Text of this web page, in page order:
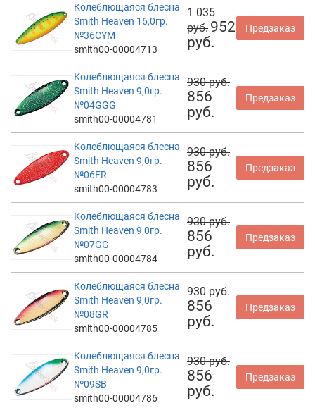
Колеблющаяся блесна
Smith Heaven 16,0гр.
№36CYM
smith00-00004713
1 035
руб. 952
руб.
Предзаказ
Колеблющаяся блесна
Smith Heaven 9,0гр.
№04GGG
smith00-00004781
930 руб.
856
руб.
Предзаказ
Колеблющаяся блесна
Smith Heaven 9,0гр.
№06FR
smith00-00004783
930 руб.
856
руб.
Предзаказ
Колеблющаяся блесна
Smith Heaven 9,0гр.
№07GG
smith00-00004784
930 руб.
856
руб.
Предзаказ
Колеблющаяся блесна
Smith Heaven 9,0гр.
№08GR
smith00-00004785
930 руб.
856
руб.
Предзаказ
Колеблющаяся блесна
Smith Heaven 9,0гр.
№09SB
smith00-00004786
930 руб.
856
руб.
Предзаказ